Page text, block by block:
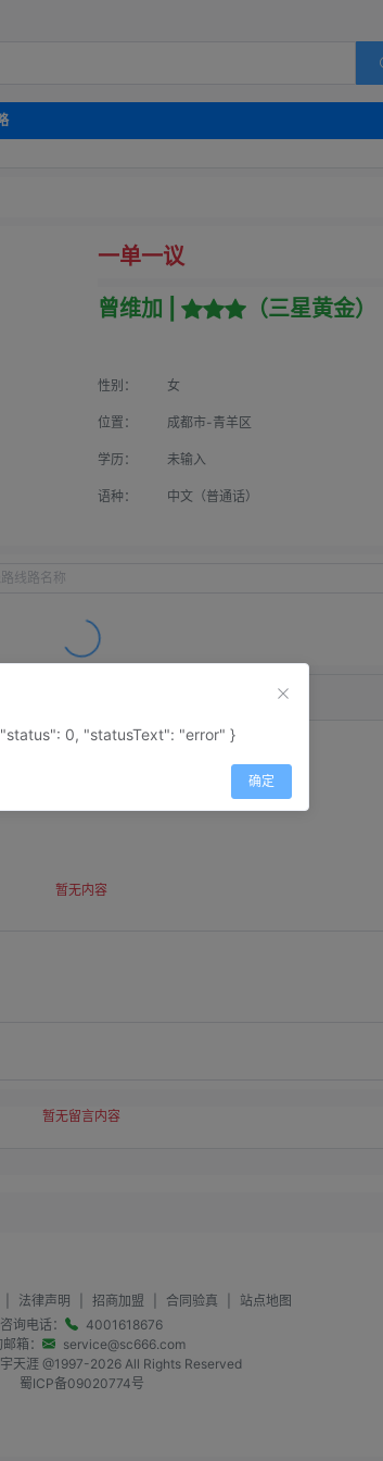
一单一议
曾维加 | （三星黄金）
性别： 女
位置： 成都市-青羊区
学历： 未输入
语种： 中文（普通话）
暂无内容
暂无留言内容
法律声明 招商加盟 合同验真
站点地图
咨询电话：
4001618676
箱：
service@sc666.com
天涯 @1997-2026All Rights Reserved
蜀ICP备09020774号
0, "statusText": "error" }
确定